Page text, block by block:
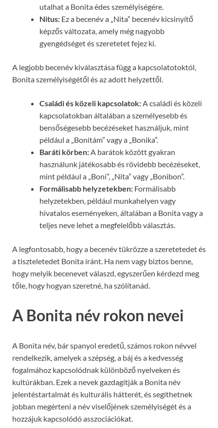
utalhat a Bonita édes személyiségére.
Nitus: Ez a becenév a „Nita” becenév kicsinyítő
képzős változata, amely még nagyobb
gyengédséget és szeretetet fejez ki.
A legjobb becenév kiválasztása függ a kapcsolatotoktól,
Bonita személyiségétől és az adott helyzettől.
Családi és közeli kapcsolatok: A családi és közeli
kapcsolatokban általában a személyesebb és
bensőségesebb becézéseket használjuk, mint
például a „Bonitám” vagy a „Bonika”.
Baráti körben: A barátok között gyakran
használunk játékosabb és rövidebb becézéseket,
mint például a „Boni”, „Nita” vagy „Bonibon”.
Formálisabb helyzetekben: Formálisabb
helyzetekben, például munkahelyen vagy
hivatalos eseményeken, általában a Bonita vagy a
teljes neve lehet a megfelelőbb választás.
A legfontosabb, hogy a becenév tükrözze a szeretetedet és
a tiszteletedet Bonita iránt. Ha nem vagy biztos benne,
hogy melyik becenevet válaszd, egyszerűen kérdezd meg
tőle, hogy hogyan szeretné, ha szólítanád.
A Bonita név rokon nevei
A Bonita név, bár spanyol eredetű, számos rokon névvel
rendelkezik, amelyek a szépség, a báj és a kedvesség
fogalmához kapcsolódnak különböző nyelveken és
kultúrákban. Ezek a nevek gazdagítják a Bonita név
jelentéstartalmát és kulturális hátterét, és segíthetnek
jobban megérteni a név viselőjének személyiségét és a
hozzájuk kapcsolódó asszociációkat.